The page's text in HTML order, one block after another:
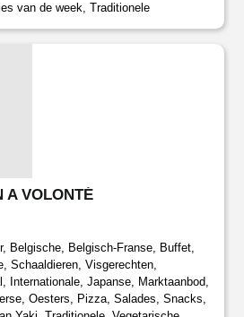
van de week, Traditionele
A VOLONTÉ
Belgische, Belgisch-Franse, Buffet,
Schaaldieren, Visgerechten,
Internationale, Japanse, Marktaanbod,
Oesters, Pizza, Salades, Snacks,